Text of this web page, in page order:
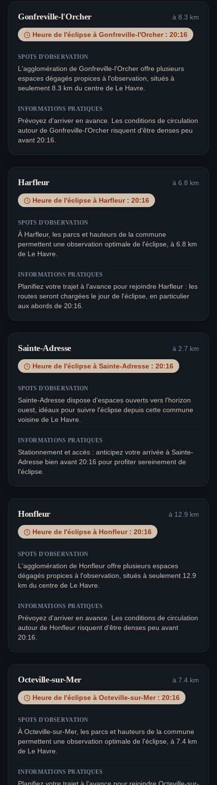
Gonfreville-l'Orcher à 8.3 km
Heure de l'éclipse à Gonfreville-l'Orcher: 20:16
SPOTS D'OBSERVATION
L'agglomération de Gonfreville-l'Orcher offre plusieurs
espaces dégagés propices à l'observation, situés à
seulement 8.3 km du centre de Le Havre.
INFORMATIONS PRATIQUES
Prévoyez d'arriver en avance. Les conditions de circulation
autour de Gonfreville-l'Orcher risquent d'être denses peu
avant 20:16.
Harfleur à 6.8 km
Heure de l'éclipse à Harfleur: 20:16
SPOTS D'OBSERVATION
À Harfleur, les parcs et hauteurs de la commune
permettent une observation optimale de l'éclipse, à 6.8 km
de Le Havre.
INFORMATIONS PRATIQUES
Planifiez votre trajet à l'avance pour rejoindre Harfleur : les
routes seront chargées le jour de l'éclipse, en particulier
aux abords de 20:16.
Sainte-Adresse à 2.7 km
Heure de l'éclipse à Sainte-Adresse : 20:16
SPOTS D'OBSERVATION
Sainte-Adresse dispose d'espaces ouverts vers l'horizon
ouest, idéaux pour suivre l'éclipse depuis cette commune
voisine de Le Havre.
INFORMATIONS PRATIQUES
Stationnement et accès : anticipez votre arrivée à Sainte-
Adresse bien avant 20:16 pour profiter sereinement de
l'éclipse.
Honfleur à 12.9 km
Heure de l'éclipse à Honfleur: 20:16
SPOTS D'OBSERVATION
L'agglomération de Honfleur offre plusieurs espaces
dégagés propices à l'observation, situés à seulement 12.9
km du centre de Le Havre.
INFORMATIONS PRATIQUES
Prévoyez d'arriver en avance. Les conditions de circulation
autour de Honfleur risquent d'être denses peu avant
20:16.
Octeville-sur-Mer à 7.4 km
Heure de l'éclipse à Octeville-sur-Mer: 20:16
SPOTS D'OBSERVATION
À Octeville-sur-Mer, les parcs et hauteurs de la commune
permettent une observation optimale de l'éclipse, à 7.4 km
de Le Havre.
INFORMATIONS PRATIQUES